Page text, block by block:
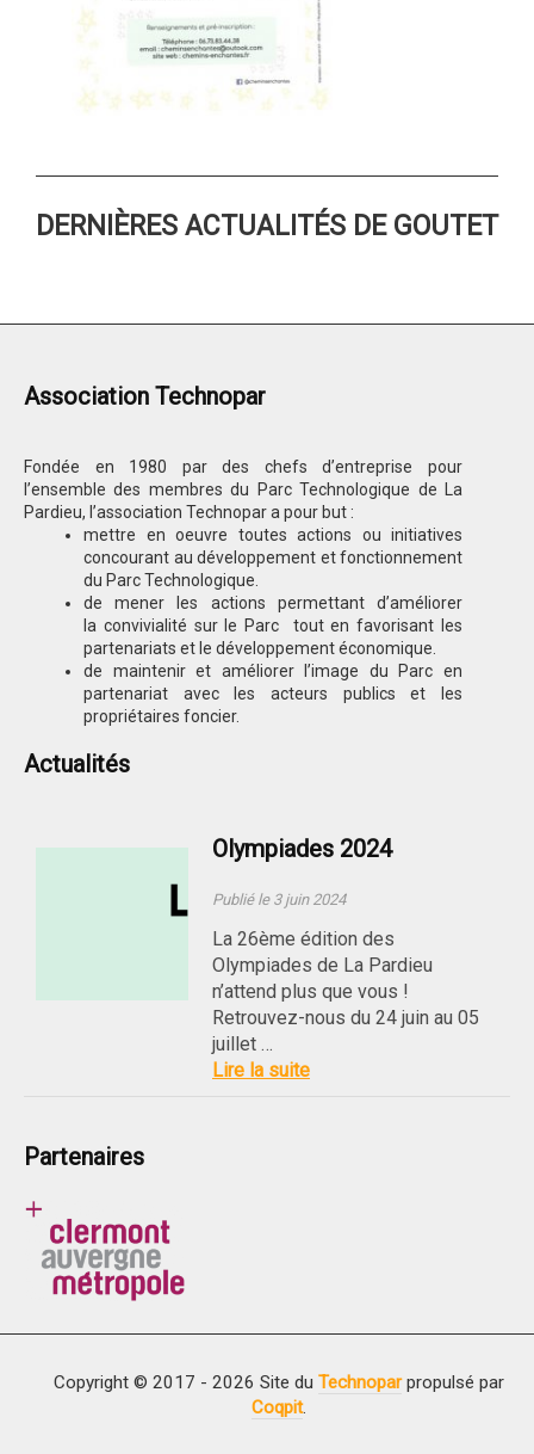
DERNIÈRES ACTUALITÉS DE GOUTET
Association Technopar
Fondée en 1980 par des chefs d’entreprise pour
l’ensemble des membres du Parc Technologique de La
Pardieu, l’association Technopar a pour but :
mettre en oeuvre toutes actions ou initiatives
concourant au développement et fonctionnement
du Parc Technologique.
de mener les actions permettant d’améliorer
la convivialité sur le Parc tout en favorisant les
partenariats et le développement économique.
de maintenir et améliorer l’image du Parc en
partenariat avec les acteurs publics et les
propriétaires foncier.
Actualités
Olympiades 2024
Publié le 3 juin 2024
La 26ème édition des
Olympiades de La Pardieu
n’attend plus que vous !
Retrouvez-nous du 24 juin au 05
juillet …
Lire la suite
Partenaires
Copyright © 2017 - 2026 Site du Technoparpropulsé par
Coqpit.